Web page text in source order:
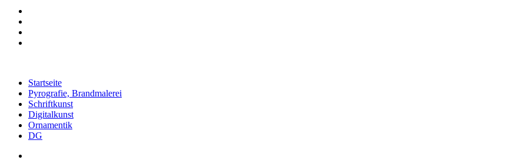
Startseite
Pyrografie, Brandmalerei
Schriftkunst
Digitalkunst
Ornamentik
DG